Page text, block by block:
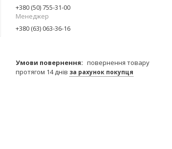
+380 (50) 755-31-00
Менеджер
+380 (63) 063-36-16
повернення товару
протягом 14 днів за рахунок покупця